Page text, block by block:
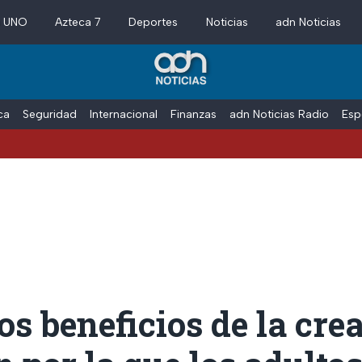
Azteca 7 Deportes Noticias adn Noticias
Seguridad Internacional Finanzas adn Noticias Radio
beneficios de la